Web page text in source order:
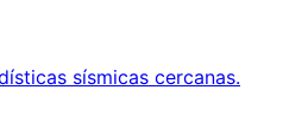
sísmicas cercanas.